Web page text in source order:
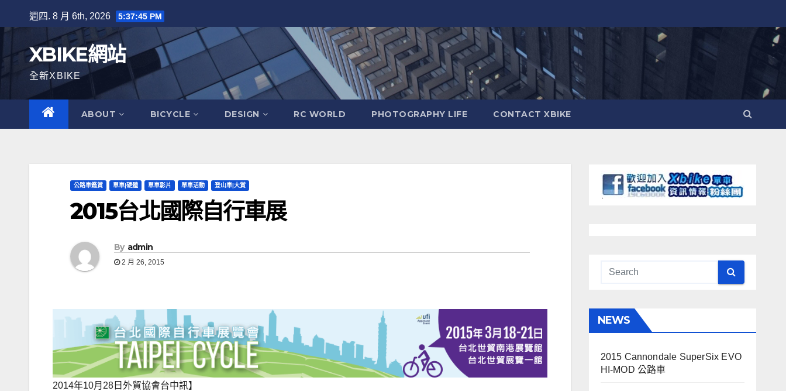
to
週四. 8 月 6th, 2026 5:37:45 PM
XBIKE網站
全新XBIKE
ABOUT BICYCLE DESIGN RC WORLD PHOTOGRAPHY LIFE CONTACT XBIKE
公路車鑑賞 單車|硬體 單車影片 單車活動 登山車|大賞
2015台北國際自行車展
By admin
2 月 26, 2015
2014年10月28日外貿協會台中訊】
NEWS
2015 Cannondale SuperSix EVO
HI-MOD 公路車